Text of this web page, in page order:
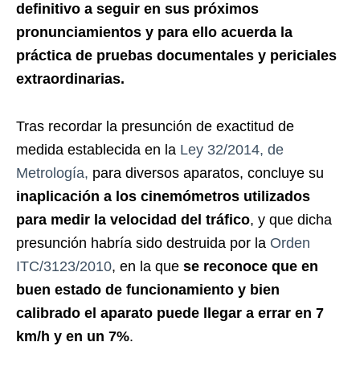
definitivo a seguir en sus próximos
pronunciamientos y para ello acuerda la
práctica de pruebas documentales y periciales
extraordinarias.
Tras recordar la presunción de exactitud de
medida establecida en la Ley 32/2014, de
Metrología, para diversos aparatos, concluye su
inaplicación a los cinemómetros utilizados
para medir la velocidad del tráfico, y que dicha
presunción habría sido destruida por la Orden
ITC/3123/2010, en la que se reconoce que en
buen estado de funcionamiento y bien
calibrado el aparato puede llegar a errar en 7
km/h y en un 7%.